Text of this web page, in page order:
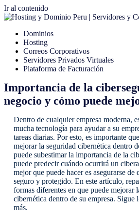
Ir al contenido
Dominios
Hosting
Correos Corporativos
Servidores Privados Virtuales
Plataforma de Facturación
Importancia de la
negocio y cómo puede
Dentro de cualquier empresa moderna,
mucha tecnología para ayudar a su
tareas diarias. Por esto, es importante
mejorar la seguridad cibernética dentro
puede subestimar la importancia de la
puede predecir cuándo ocurrirá un
mejor que puede hacer es asegurarse de
seguro y protegido. En este artículo,
formas diferentes en que puede mejorar
cibernética dentro de su empresa. Sigue
más.